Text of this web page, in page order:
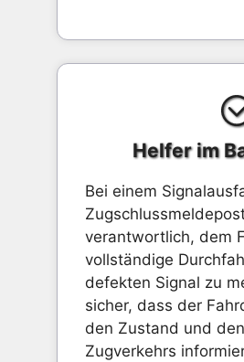
Helfer im
Bei einem
verantwortlich, dem
vollständige
defekten Signal zu
sicher, dass der
den Zustand und
Zugverkehrs